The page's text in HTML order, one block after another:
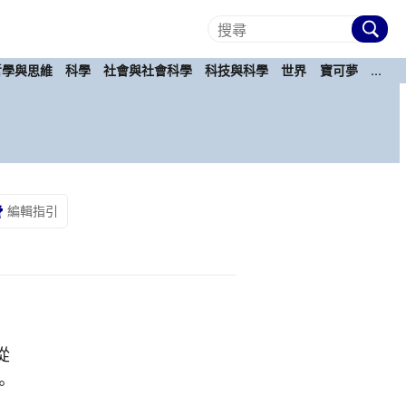
與思維 科學 社會與社會科學 科技與科學 世界 寶可夢
...
編輯指引